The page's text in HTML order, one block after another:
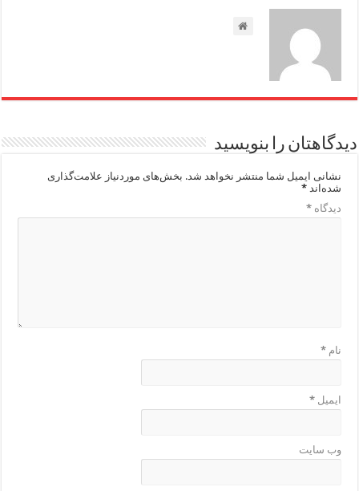
دیدگاهتان را بنویسید
نشانی ایمیل شما منتشر نخواهد شد. بخش‌های موردنیاز علامت‌گذاری
شده‌اند*
دیدگاه*
نام*
ایمیل*
وب‌ سایت